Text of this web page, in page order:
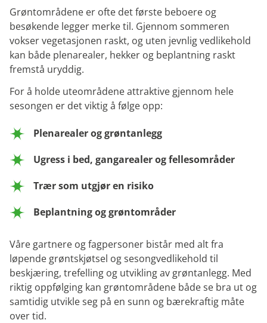
Grøntområdene er ofte det første beboere og
besøkende legger merke til. Gjennom sommeren
vokser vegetasjonen raskt, og uten jevnlig vedlikehold
kan både plenarealer, hekker og beplantning raskt
fremstå uryddig.
For å holde uteområdene attraktive gjennom hele
sesongen er det viktig å følge opp:
Plenarealer og grøntanlegg
Ugress i bed, gangarealer og fellesområder
Trær som utgjør en risiko
Beplantning og grøntområder
Våre gartnere og fagpersoner bistår med alt fra
løpende grøntskjøtsel og sesongvedlikehold til
beskjæring, trefelling og utvikling av grøntanlegg. Med
riktig oppfølging kan grøntområdene både se bra ut og
samtidig utvikle seg på en sunn og bærekraftig måte
over tid.